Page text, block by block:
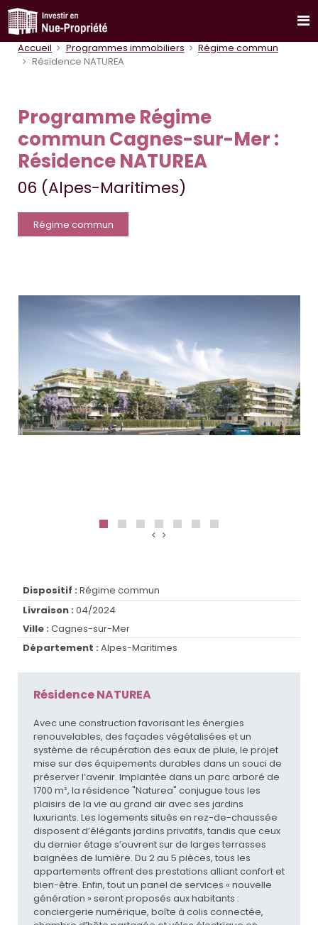
Accueil Programmes immobiliers
Régime commun
Résidence NATUREA
Programme Régime
commun Cagnes-sur-Mer :
Résidence NATUREA
06 (Alpes-Maritimes)
Régime commun
Dispositif : Régime commun
Livraison : 04/2024
Ville : Cagnes-sur-Mer
Département : Alpes-Maritimes
Résidence NATUREA
Avec une construction favorisant les énergies
renouvelables, des façades végétalisées et un
système de récupération des eaux de pluie, le projet
mise sur des équipements durables dans un souci de
préserver l’avenir. Implantée dans un parc arboré de
1700 m², la résidence "Naturea" conjugue tous les
plaisirs de la vie au grand air avec ses jardins
luxuriants. Les logements situés en rez-de-chaussée
disposent d’élégants jardins privatifs, tandis que ceux
du dernier étage s’ouvrent sur de larges terrasses
baignées de lumière. Du 2 au 5 pièces, tous les
appartements offrent des prestations alliant confort et
bien-être. Enfin, tout un panel de services « nouvelle
génération » seront proposés aux habitants :
conciergerie numérique, boîte à colis connectée,